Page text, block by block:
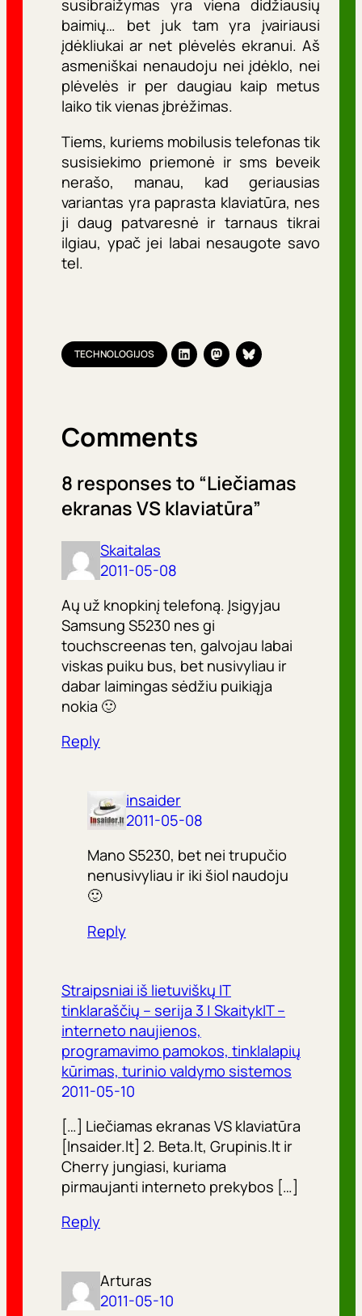
susibraižymas yra viena didžiausių
baimių… bet juk tam yra įvairiausi
įdėkliukai ar net plėvelės ekranui. Aš
asmeniškai nenaudoju nei įdėklo, nei
plėvelės ir per daugiau kaip metus
laiko tik vienas įbrėžimas.
Tiems, kuriems mobilusis telefonas tik
susisiekimo priemonė ir sms beveik
nerašo, manau, kad geriausias
variantas yra paprasta klaviatūra, nes
ji daug patvaresnė ir tarnaus tikrai
ilgiau, ypač jei labai nesaugote savo
tel.
TECHNOLOGIJOS
Comments
8 responses to “Liečiamas
ekranas VS klaviatūra”
Skaitalas
2011-05-08
Aų už knopkinį telefoną. Įsigyjau
Samsung S5230 nes gi
touchscreenas ten, galvojau labai
viskas puiku bus, bet nusivyliau ir
dabar laimingas sėdžiu puikiąja
nokia 🙂
Reply
insaider
2011-05-08
Mano S5230, bet nei trupučio
nenusivyliau ir iki šiol naudoju
🙂
Reply
Straipsniai iš lietuviškų IT
tinklaraščių – serija 3 | SkaitykIT –
interneto naujienos,
programavimo pamokos, tinklalapių
kūrimas, turinio valdymo sistemos
2011-05-10
[…] Liečiamas ekranas VS klaviatūra
[Insaider.lt] 2. Beta.lt, Grupinis.lt ir
Cherry jungiasi, kuriama
pirmaujanti interneto prekybos […]
Reply
Arturas
2011-05-10